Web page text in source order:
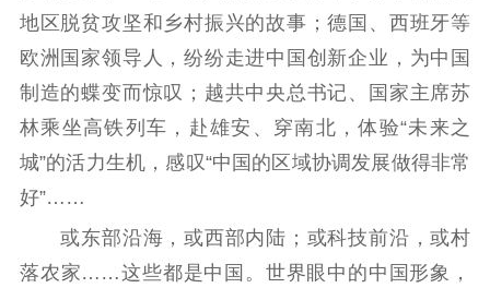
地区脱贫攻坚和乡村振兴的故事；德国、西班牙等
欧洲国家领导人，纷纷走进中国创新企业，为中国
制造的蝶变而惊叹；越共中央总书记、国家主席苏
林乘坐高铁列车，赴雄安、穿南北，体验“未来之
城”的活力生机，感叹“中国的区域协调发展做得非常
好”……
或东部沿海，或西部内陆；或科技前沿，或村
落农家……这些都是中国。世界眼中的中国形象，